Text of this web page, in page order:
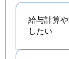
給与計算
したい